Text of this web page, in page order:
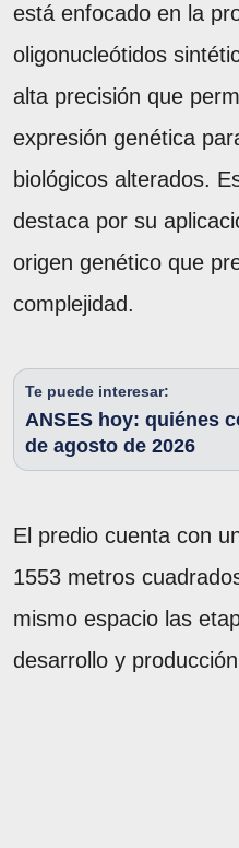
está enfocado en la
oligonucleótidos
alta precisión que
expresión genética
biológicos alterados.
destaca por su
origen genético que
complejidad.
Te puede interesar:
ANSES hoy: quiénes
de agosto de 2026
El predio cuenta con
1553 metros
mismo espacio las
desarrollo y